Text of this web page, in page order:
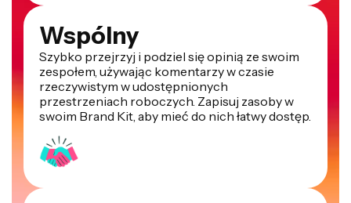
Wspólny
Szybko przejrzyj i podziel się opinią ze swoim
zespołem, używając komentarzy w czasie
rzeczywistym w udostępnionych
przestrzeniach roboczych. Zapisuj zasoby w
swoim Brand Kit, aby mieć do nich łatwy dostęp.